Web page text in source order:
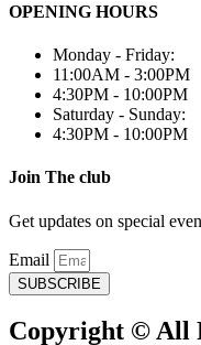
OPENING HOURS
Monday - Friday:
11:00AM - 3:00PM
4:30PM - 10:00PM
Saturday - Sunday:
4:30PM - 10:00PM
Join The club
Get updates on special
Email
SUBSCRIBE
Copyright © All